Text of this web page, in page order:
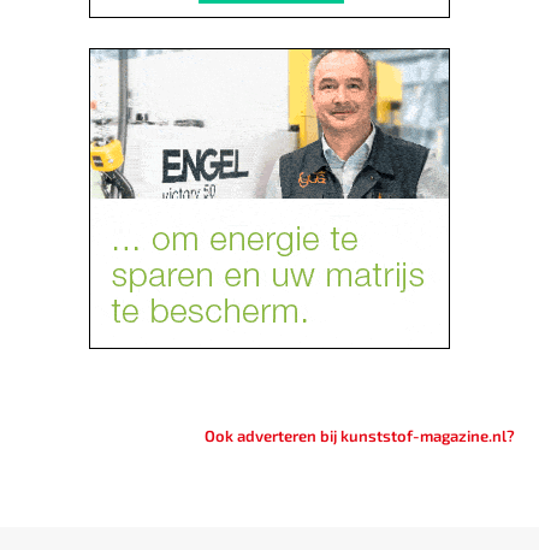
Ook adverteren bij kunststof-magazine.nl?